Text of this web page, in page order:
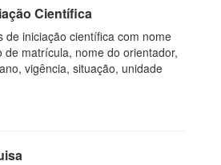
Científica
de iniciação científica com nome
de matrícula, nome do orientador,
vigência, situação, unidade